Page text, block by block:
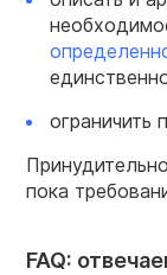
ограничить
пока
FAQ: